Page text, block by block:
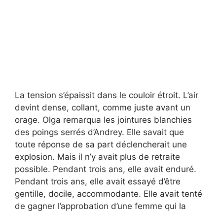
La tension s’épaissit dans le couloir étroit. L’air
devint dense, collant, comme juste avant un
orage. Olga remarqua les jointures blanchies
des poings serrés d’Andrey. Elle savait que
toute réponse de sa part déclencherait une
explosion. Mais il n’y avait plus de retraite
possible. Pendant trois ans, elle avait enduré.
Pendant trois ans, elle avait essayé d’être
gentille, docile, accommodante. Elle avait tenté
de gagner l’approbation d’une femme qui la